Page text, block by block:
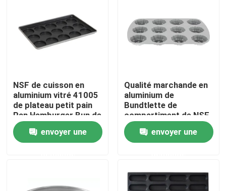
Accueil
Contacts
NSF de cuisson en
aluminium vitré 41005
de plateau petit pain
Pan Hamburger Bun de
cuisson supérieur de
15 moulesenvoyer une
Qualité marchande en
aluminium de
Bundtlette de
compartiment de NSF
de Pan For
Foodservice de petit
pain de bâton de 12
envoyer une